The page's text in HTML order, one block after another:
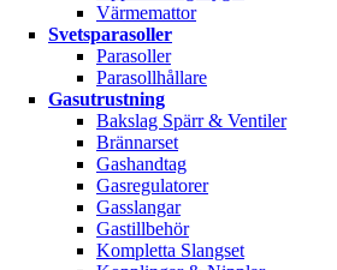
Värmemattor
Svetsparasoller
Parasoller
Parasollhållare
Gasutrustning
Bakslag Spärr & Ventiler
Brännarset
Gashandtag
Gasregulatorer
Gasslangar
Gastillbehör
Kompletta Slangset